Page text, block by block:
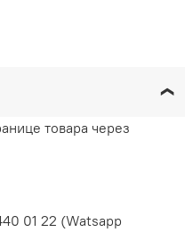
товара через
01 22 (Watsapp